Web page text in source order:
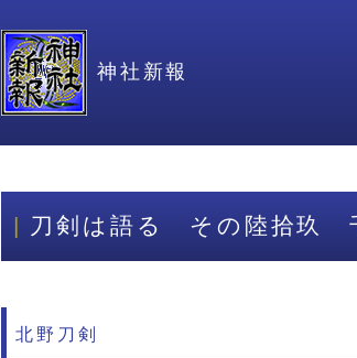
神社新報
刀剣は語る その陸拾玖
北野刀剣